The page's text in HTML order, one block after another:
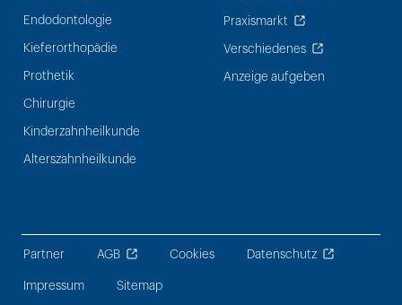
Endodontologie
Kieferorthopädie
Prothetik
Chirurgie
Kinderzahnheilkunde
Alterszahnheilkunde
Praxismarkt
Verschiedenes
Anzeige aufgeben
Partner AGB Cookies Datenschutz
Impressum Sitemap